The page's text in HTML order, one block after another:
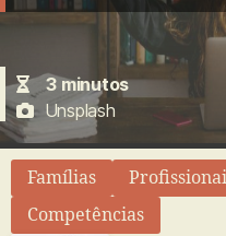
3 minutos
Unsplash
Famílias
Competências